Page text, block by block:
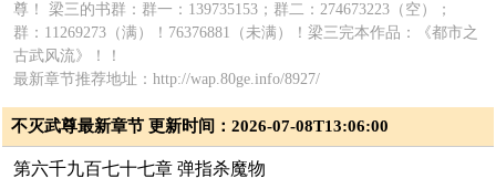
尊！ 梁三的书群：群一：139735153；群二：274673223（空）；
群：11269273（满）！76376881（未满）！梁三完本作品：《都市之
古武风流》！！
最新章节推荐地址：http://wap.80ge.info/8927/
不灭武尊最新章节 更新时间：2026-07-08T13:06:00
第六千九百七十七章 弹指杀魔物